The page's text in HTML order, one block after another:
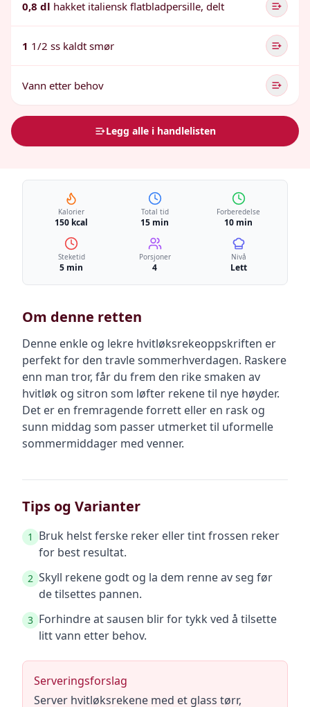
0,8 dl hakket italiensk flatbladpersille, delt
1 1/2 ss kaldt smør
Vann etter behov
Legg alle i handlelisten
Kalorier
150 kcal
Total tid
15 min
Forberedelse
10 min
Steketid
5 min
Porsjoner
4
Nivå
Lett
Om denne retten
Denne enkle og lekre hvitløksrekeoppskriften er
perfekt for den travle sommerhverdagen. Raskere
enn man tror, får du frem den rike smaken av
hvitløk og sitron som løfter rekene til nye høyder.
Det er en fremragende forrett eller en rask og
sunn middag som passer utmerket til uformelle
sommermiddager med venner.
Tips og Varianter
1
Bruk helst ferske reker eller tint frossen reker
for best resultat.
2 Skyll rekene godt og la dem renne av seg før
de tilsettes pannen.
3 Forhindre at sausen blir for tykk ved å tilsette
litt vann etter behov.
Serveringsforslag
Server hvitløksrekene med et glass tørr,